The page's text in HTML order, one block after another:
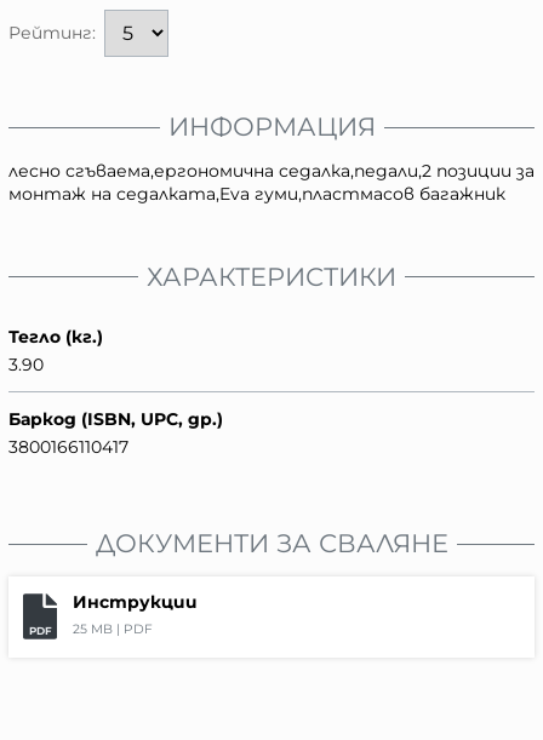
Рейтинг:
ИНФОРМАЦИЯ
лесно сгъваема,ергономична седалка,педали,2 позиции за
монтаж на седалката,Eva гуми,пластмасов багажник
ХАРАКТЕРИСТИКИ
Тегло (кг.)
3.90
Баркод (ISBN, UPC, др.)
3800166110417
ДОКУМЕНТИ ЗА СВАЛЯНЕ
PDF
Инструкции
25 MB | PDF